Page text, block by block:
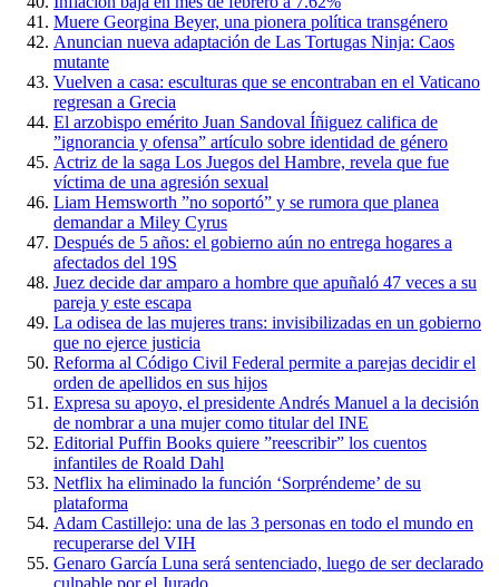
Muere Georgina Beyer, una pionera política transgénero
Anuncian nueva adaptación de Las Tortugas Ninja: Caos
mutante
Vuelven a casa: esculturas que se encontraban en el Vaticano
regresan a Grecia
El arzobispo emérito Juan Sandoval Íñiguez califica de
”ignorancia y ofensa” artículo sobre identidad de género
Actriz de la saga Los Juegos del Hambre, revela que fue
víctima de una agresión sexual
Liam Hemsworth ”no soportó” y se rumora que planea
demandar a Miley Cyrus
Después de 5 años: el gobierno aún no entrega hogares a
afectados del 19S
Juez decide dar amparo a hombre que apuñaló 47 veces a su
pareja y este escapa
La odisea de las mujeres trans: invisibilizadas en un gobierno
que no ejerce justicia
Reforma al Código Civil Federal permite a parejas decidir el
orden de apellidos en sus hijos
Expresa su apoyo, el presidente Andrés Manuel a la decisión
de nombrar a una mujer como titular del INE
Editorial Puffin Books quiere ”reescribir” los cuentos
infantiles de Roald Dahl
Netflix ha eliminado la función ‘Sorpréndeme’ de su
plataforma
Adam Castillejo: una de las 3 personas en todo el mundo en
recuperarse del VIH
Genaro García Luna será sentenciado, luego de ser declarado
culpable por el Jurado